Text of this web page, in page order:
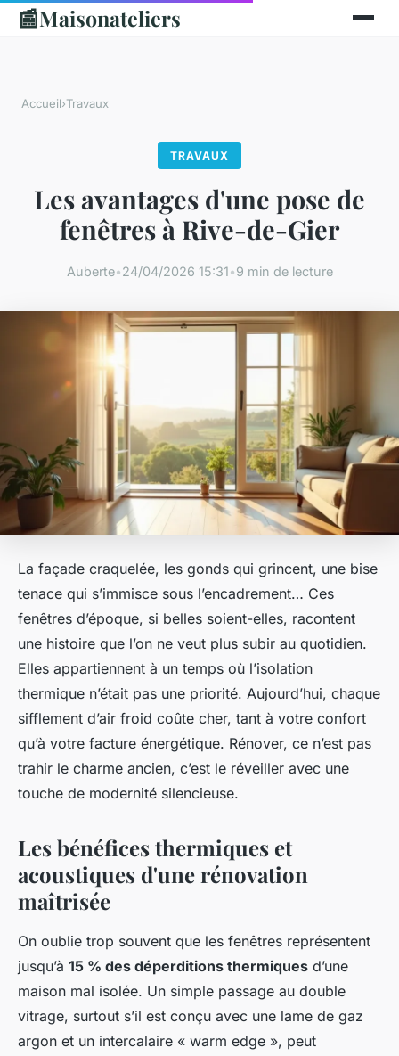
📰Maisonateliers
Accueil›Travaux
TRAVAUX
Les avantages d'une pose de
fenêtres à Rive-de-Gier
Auberte•24/04/2026 15:31•9 min de lecture
La façade craquelée, les gonds qui grincent, une bise
tenace qui s’immisce sous l’encadrement… Ces
fenêtres d’époque, si belles soient-elles, racontent
une histoire que l’on ne veut plus subir au quotidien.
Elles appartiennent à un temps où l’isolation
thermique n’était pas une priorité. Aujourd’hui, chaque
sifflement d’air froid coûte cher, tant à votre confort
qu’à votre facture énergétique. Rénover, ce n’est pas
trahir le charme ancien, c’est le réveiller avec une
touche de modernité silencieuse.
Les bénéfices thermiques et
acoustiques d'une rénovation
maîtrisée
On oublie trop souvent que les fenêtres représentent
jusqu’à 15 % des déperditions thermiques d’une
maison mal isolée. Un simple passage au double
vitrage, surtout s’il est conçu avec une lame de gaz
argon et un intercalaire « warm edge », peut